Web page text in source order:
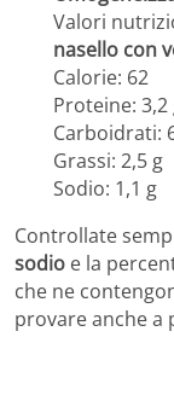
Valori
nasello con
Calorie: 62
Proteine: 3,2
Carboidrati:
Grassi: 2,5 g
Sodio: 1,1 g
Controllate
sodio e la
che ne
provare anche a